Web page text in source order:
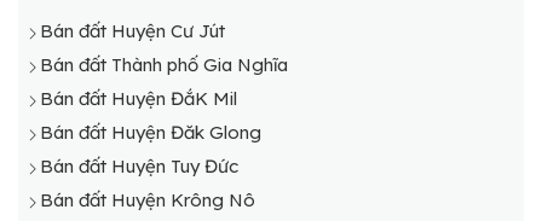
Bán đất Huyện Cư Jút
Bán đất Thành phố Gia Nghĩa
Bán đất Huyện ĐắK Mil
Bán đất Huyện Đăk Glong
Bán đất Huyện Tuy Đức
Bán đất Huyện Krông Nô